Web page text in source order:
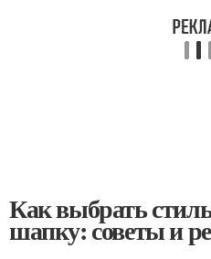
Как выбрать
шапку: советы и